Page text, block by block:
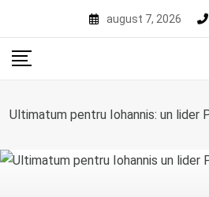
content
august 7, 2026
Ultimatum pentru Iohannis: un lider